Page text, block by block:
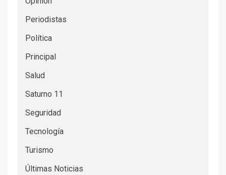
Periodistas
Política
Principal
Salud
Saturno 11
Seguridad
Tecnología
Turismo
Últimas Noticias